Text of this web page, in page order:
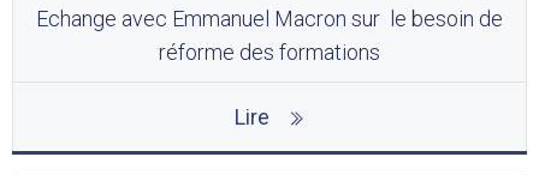
Echange avec Emmanuel Macron sur le besoin de
réforme des formations
Lire